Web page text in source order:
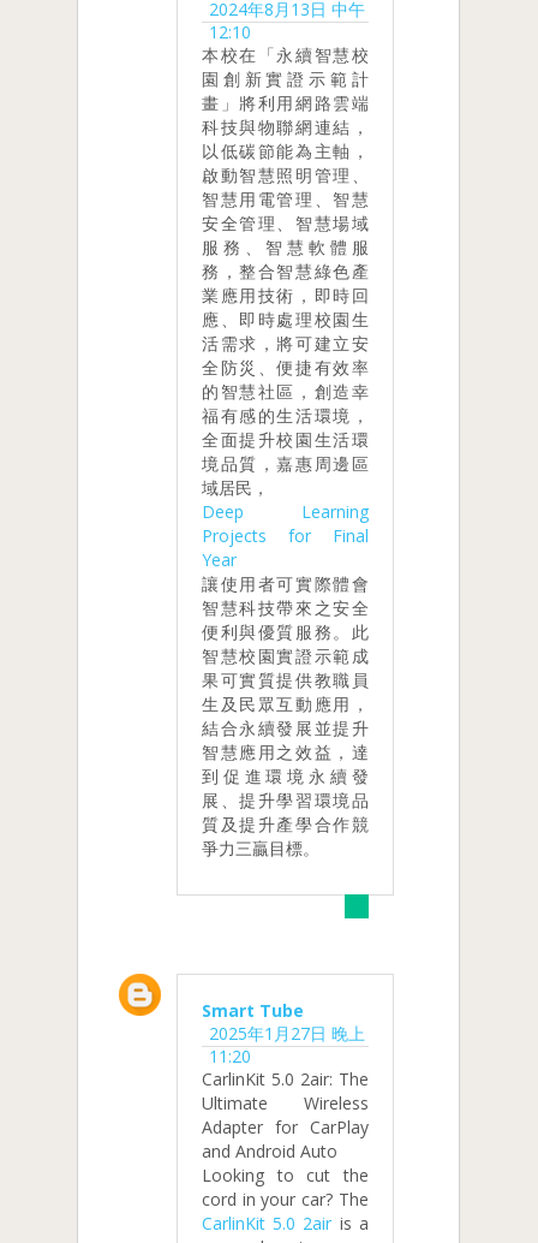
2024年8月13日 中午
12:10
本校在「永續智慧校
園創新實證示範計
畫」將利用網路雲端
科技與物聯網連結，
以低碳節能為主軸，
啟動智慧照明管理、
智慧用電管理、智慧
安全管理、智慧場域
服務、智慧軟體服
務，整合智慧綠色產
業應用技術，即時回
應、即時處理校園生
活需求，將可建立安
全防災、便捷有效率
的智慧社區，創造幸
福有感的生活環境，
全面提升校園生活環
境品質，嘉惠周邊區
域居民，
Deep Learning
Projects for Final
Year
讓使用者可實際體會
智慧科技帶來之安全
便利與優質服務。此
智慧校園實證示範成
果可實質提供教職員
生及民眾互動應用，
結合永續發展並提升
智慧應用之效益，達
到促進環境永續發
展、提升學習環境品
質及提升產學合作競
爭力三贏目標。
Smart Tube
2025年1月27日 晚上
11:20
CarlinKit 5.0 2air: The
Ultimate Wireless
Adapter for CarPlay
and Android Auto
Looking to cut the
cord in your car? The
CarlinKit 5.0 2air is a